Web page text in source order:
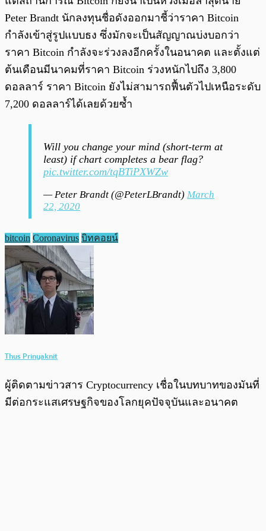
Peter Brandt นักลงทุนชื่อดังออกมาชี้ว่าราคา Bitcoin
กำลังเข้าสู่รูปแบบธง ซึ่งมักจะเป็นสัญญาณบ่งบอกว่า
ราคา Bitcoin กำลังจะร่วงลงอีกครั้งในอนาคต และตั้งแต่
ต้นเดือนมีนาคมที่ราคา Bitcoin ร่วงหนักไปถึง 3,800
ดอลลาร์ ราคา Bitcoin ยังไม่สามารถฟื้นตัวไปเหนือระดับ
7,200 ดอลลาร์ได้เลยด้วยซ้ำ
Will you change your mind (short-term at
least) if chart completes a bear flag?
pic.twitter.com/tqBTiPXWZw
— Peter Brandt (@PeterLBrandt) March
22, 2020
bitcoin Coronavirus บิทคอยน์
Thus Prinyaknit
ผู้ติดตามข่าวสาร Cryptocurrency เชื่อในบทบาทของมันที่
มีต่อกระแสเศรษฐกิจของโลกยุคปัจจุบันและอนาคต